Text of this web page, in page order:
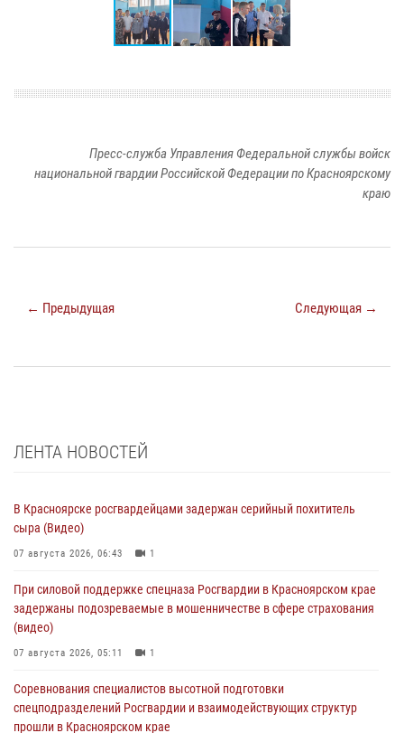
Пресс-служба Управления Федеральной службы войск
национальной гвардии Российской Федерации по Красноярскому
краю
← Предыдущая Следующая →
ЛЕНТА НОВОСТЕЙ
В Красноярске росгвардейцами задержан серийный похититель
сыра (Видео)
07 августа 2026, 06:43 1
При силовой поддержке спецназа Росгвардии в Красноярском крае
задержаны подозреваемые в мошенничестве в сфере страхования
(видео)
07 августа 2026, 05:11 1
Соревнования специалистов высотной подготовки
спецподразделений Росгвардии и взаимодействующих структур
прошли в Красноярском крае